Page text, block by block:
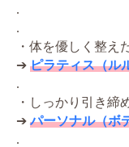
.
.
・体を優しく整え
➔ ピラティス（ル
.
・しっかり引き締
➔パーソナル（ボ
.